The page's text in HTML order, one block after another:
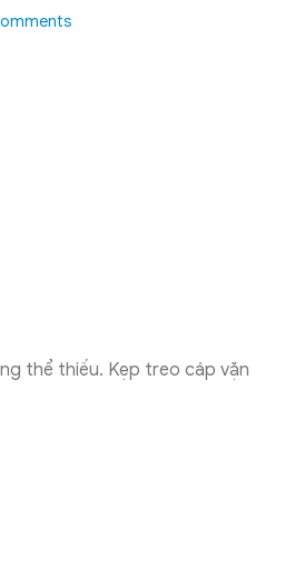
thể thiếu. Kẹp treo cáp vặn